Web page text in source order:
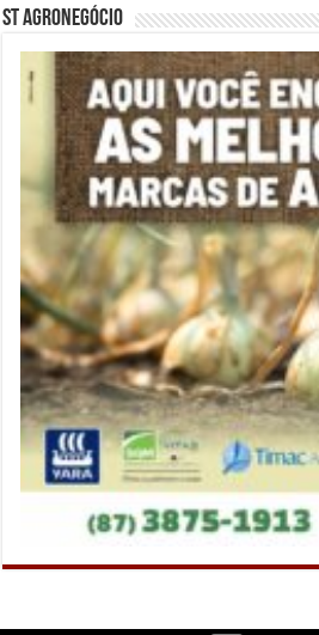
ST Agronegócio